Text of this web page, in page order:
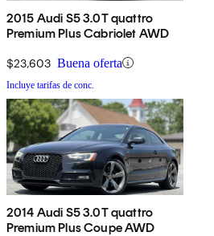
2015 Audi S5 3.0T quattro
Premium Plus Cabriolet AWD
$23,603 Buena oferta
Incluye tarifas de conc.
2014 Audi S5 3.0T quattro
Premium Plus Coupe AWD